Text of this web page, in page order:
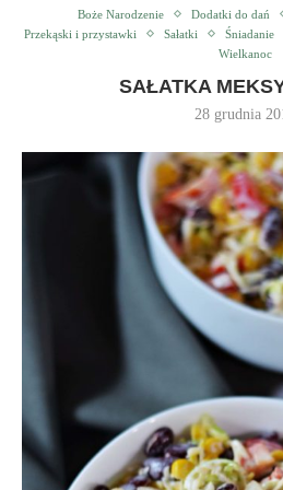
Boże Narodzenie Dodatki do dań
Przekąski i przystawki
Sałatki Śniadanie
Wielkanoc
SAŁATKA
28 grudnia